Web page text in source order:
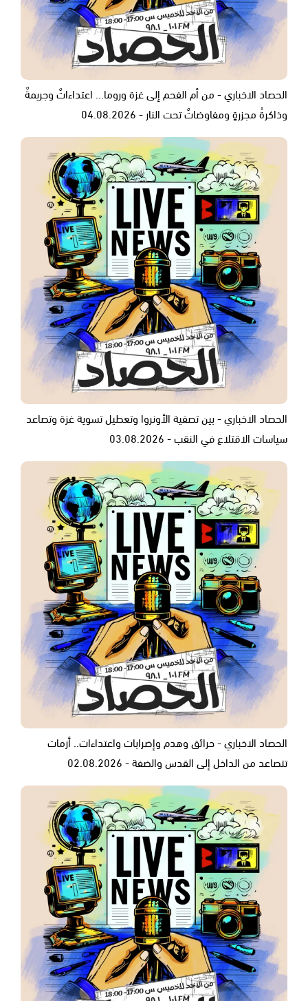
الحصاد الاخباري - من أم الفحم إلى غزة وروما... اعتداءاتٌ وجريمةٌ
وذاكرةُ مجزرةٍ ومفاوضاتٌ تحت النار - 04.08.2026
الحصاد الاخباري - بين تصفية الأونروا وتعطيل تسوية غزة وتصاعد
سياسات الاقتلاع في النقب - 03.08.2026
الحصاد الاخباري - حرائق وهدم وإضرابات واعتداءات.. أزمات
تتصاعد من الداخل إلى القدس والضفة - 02.08.2026